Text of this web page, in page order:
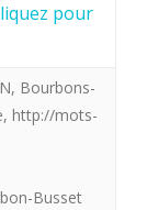
Roi
pour
, Bourbons-
, http://mots-
Busset